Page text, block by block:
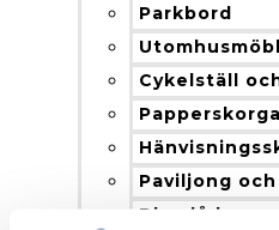
Parkbord
Cykelställ
Paviljong
Blomlådor